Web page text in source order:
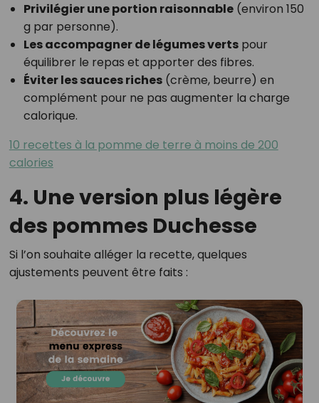
Privilégier une portion raisonnable(environ 150
g par personne).
Les accompagner de légumes vertspour
équilibrer le repas et apporter des fibres.
Éviter les sauces riches(crème, beurre) en
complément pour ne pas augmenter la charge
calorique.
10 recettes à la pomme de terre à moins de 200
calories
4. Une version plus légère
des pommes Duchesse
Si l’on souhaite alléger la recette, quelques
ajustements peuvent être faits :